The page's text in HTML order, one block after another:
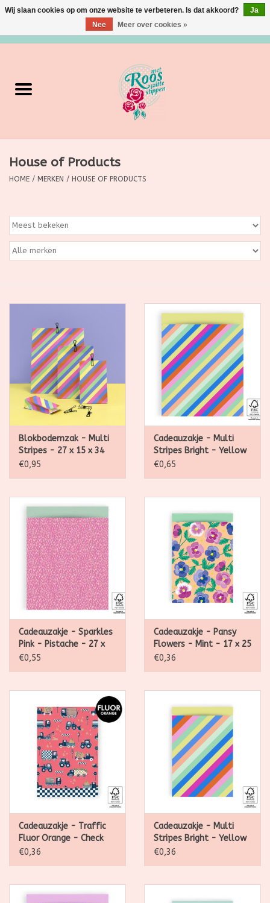
Verzorging
Grimeermateriaal
Huishoudartikelen
Ditjes & Datjes
Kadootjes
Belgisch
Workshops
House of Products
HOME / MERKEN / HOUSE OF PRODUCTS
Blokbodemzak - Multi
Stripes - 27 x 15 x 34
cm - per stuk
€0,95
Cadeauzakje - Multi
Stripes Bright - Yellow
- 27 x 34 cm - per stuk
€0,65
Cadeauzakje - Sparkles
Pink - Pistache - 27 x
34 cm - per stuk
€0,55
Cadeauzakje - Pansy
Flowers - Mint - 17 x 25
cm - per stuk
€0,36
Cadeauzakje - Traffic
Fluor Orange - Check
Blue - 17 x 25 cm - per
€0,36
Cadeauzakje - Multi
Stripes Bright - Yellow
- 17 x 25 cm - per stuk
€0,36
Wij slaan cookies op om onze website te verbeteren. Is dat akkoord?
Ja
Nee
Meer over cookies »